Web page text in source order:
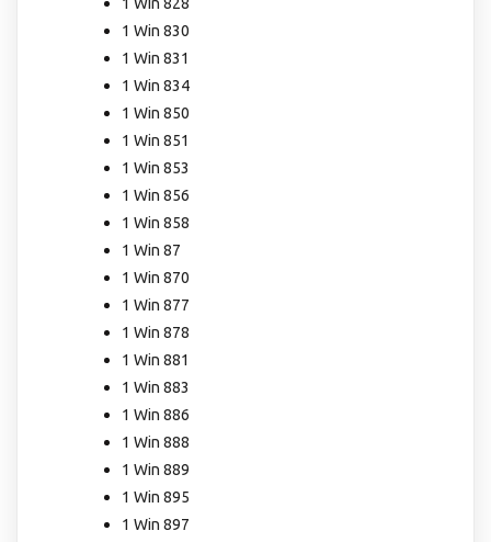
1 Win 828
1 Win 830
1 Win 831
1 Win 834
1 Win 850
1 Win 851
1 Win 853
1 Win 856
1 Win 858
1 Win 87
1 Win 870
1 Win 877
1 Win 878
1 Win 881
1 Win 883
1 Win 886
1 Win 888
1 Win 889
1 Win 895
1 Win 897